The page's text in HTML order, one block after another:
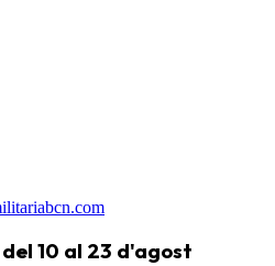
10 al 23 d'agost